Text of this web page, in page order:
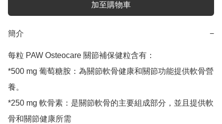
加至購物車
簡介 −
每粒 PAW Osteocare 關節補保健粒含有：
*500 mg 葡萄糖胺：為關節軟骨健康和關節功能提供軟骨營
養。
*250 mg 軟骨素：是關節軟骨的主要組成部分，並且提供軟
骨和關節健康所需